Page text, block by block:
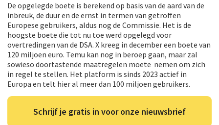
De opgelegde boete is berekend op basis van de aard van de
inbreuk, de duur en de ernst in termen van getroffen
Europese gebruikers, aldus nog de Commissie. Het is de
hoogste boete die tot nu toe werd opgelegd voor
overtredingen van de DSA. X kreeg in december een boete van
120 miljoen euro. Temu kan nog in beroep gaan, maar zal
sowieso doortastende maatregelen moete nemen om zich
in regel te stellen. Het platform is sinds 2023 actief in
Europa en telt hier al meer dan 100 miljoen gebruikers.
Schrijf je gratis in voor onze nieuwsbrief